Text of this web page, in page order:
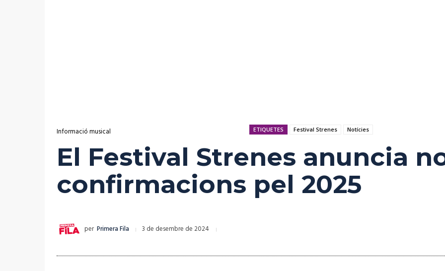
Informació musical ETIQUETES Festival Strenes Notícies
El Festival Strenes anuncia
confirmacions pel 2025
per Primera Fila 3 de desembre de 2024